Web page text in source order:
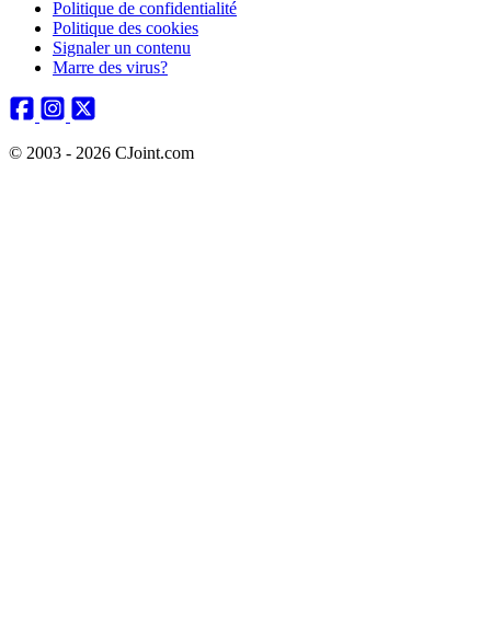
Politique de confidentialité
Politique des cookies
Signaler un contenu
Marre des virus?
© 2003 - 2026 CJoint.com